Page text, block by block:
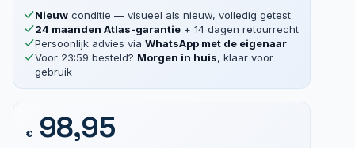
Nieuw conditie — visueel als nieuw, volledig getest
24 maanden Atlas-garantie + 14 dagen retourrecht
Persoonlijk advies via WhatsApp met de eigenaar
Voor 23:59 besteld? Morgen in huis, klaar voor
gebruik
€98,95